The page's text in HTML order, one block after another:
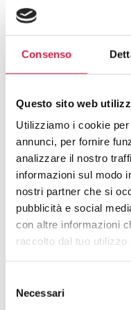
Consenso
Questo sito web
Utilizziamo i cookie
annunci, per fornire
analizzare il nostro
informazioni sul modo
nostri partner che si
pubblicità e social
con altre informazioni
raccolto dal tuo utilizzo
delNecessari
e di strutture
“mininvasivo” indica
chirurgica ridotta al
abbiamo messo in
metodica dissettiva
strumenti in manovra
l’applicazione
affermata in chirurgia
anastomosi
arterie e vene) per il
trasferire e trapiantare
abbiamo dimostrato
anche nelle metodiche